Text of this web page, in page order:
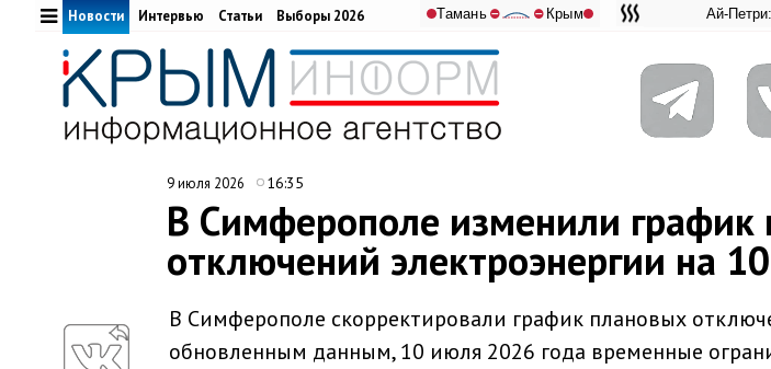
Ай-Петри: +21.2°C
Тамань ⛔ ⛔ Крым
Новости Интервью Статьи Выборы 2026
9 июля 2026 16:35
В Симферополе изменили график
отключений электроэнергии на
В Симферополе скорректировали график плановых
обновленным данным, 10 июля 2026 года временные